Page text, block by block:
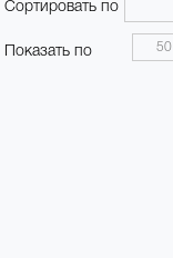
Сортировать по
Показать по 50